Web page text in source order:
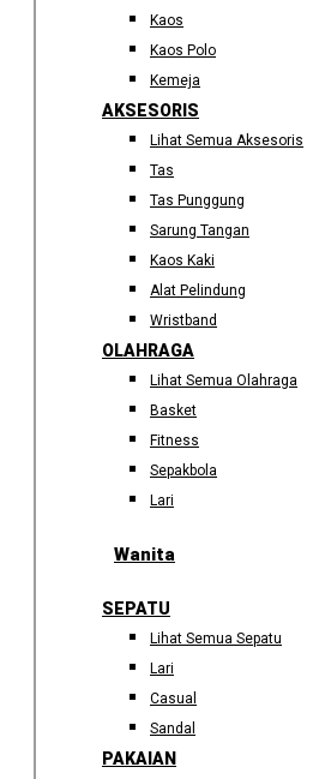
Kaos
Kaos Polo
Kemeja
AKSESORIS
Lihat Semua Aksesoris
Tas
Tas Punggung
Sarung Tangan
Kaos Kaki
Alat Pelindung
Wristband
OLAHRAGA
Lihat Semua Olahraga
Basket
Fitness
Sepakbola
Lari
Wanita
SEPATU
Lihat Semua Sepatu
Lari
Casual
Sandal
PAKAIAN